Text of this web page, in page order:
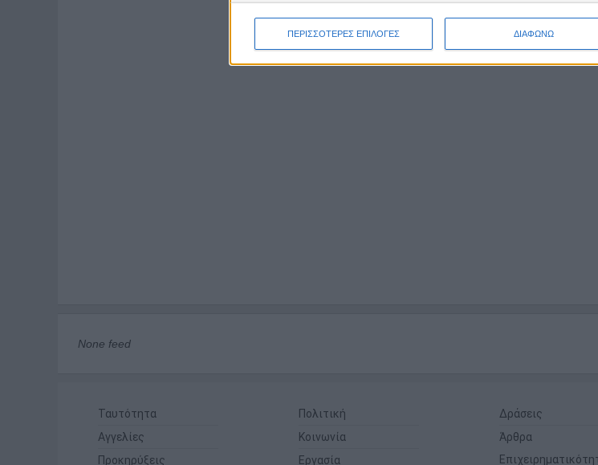
ΠΕΡΙΣΣΟΤΕΡΕΣ ΕΠΙΛΟΓΕΣ ΔΙΑΦΩΝΩ
None feed
Ταυτότητα
Αγγελίες
Προκηρύξεις
Πολιτική
Κοινωνία
Εργασία
Δράσεις
Άρθρα